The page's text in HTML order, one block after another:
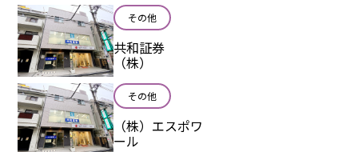
その他
共和証券
（株）
その他
（株）エスポワ
ール